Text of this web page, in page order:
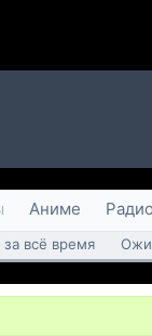
Аниме Радио
за всё время